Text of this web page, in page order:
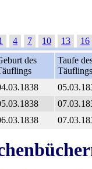
4 7 10 13
16
des
Taufe
Täuflings